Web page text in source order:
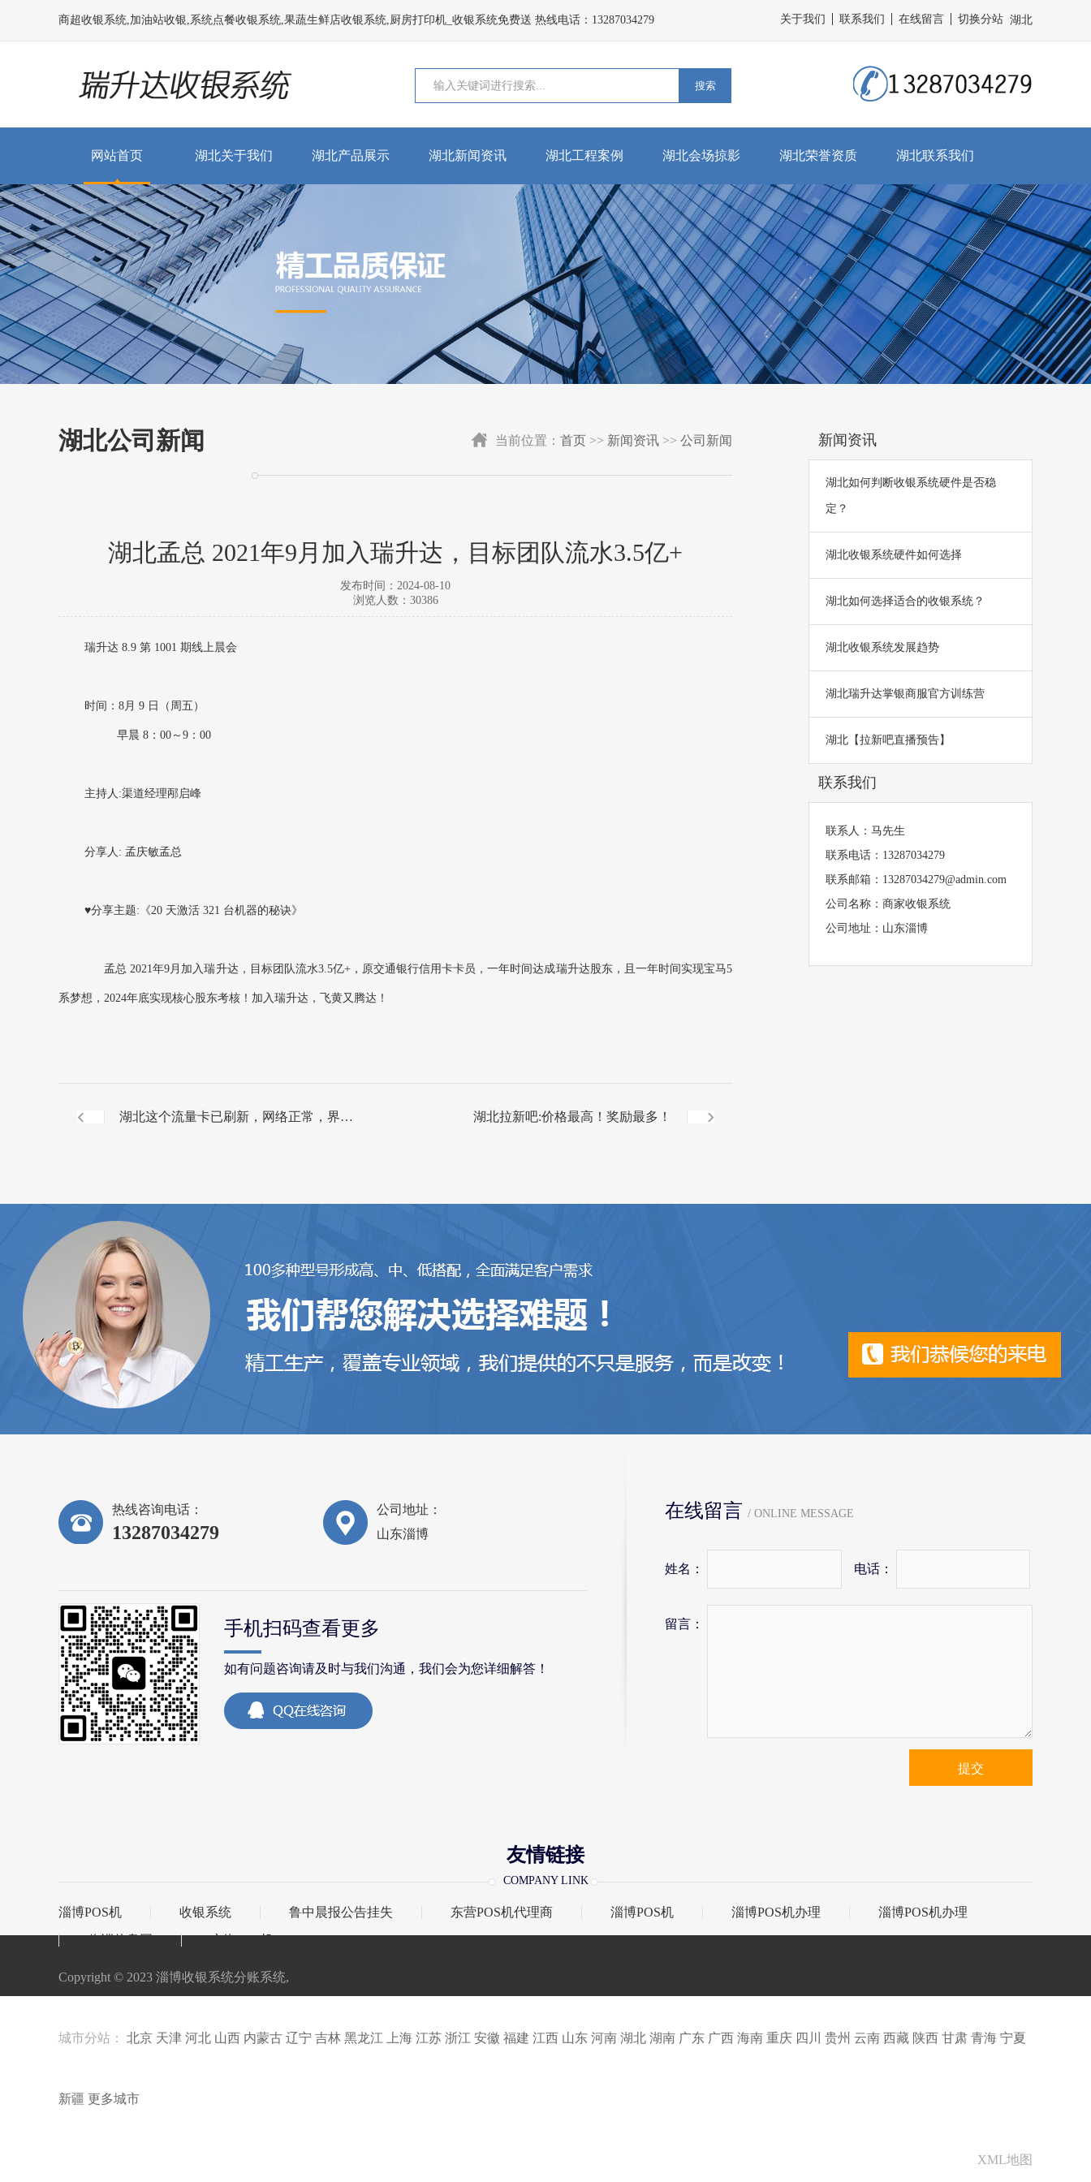
商超收银系统,加油站收银,系统点餐收银系统,果蔬生鲜店收银系统,厨房打印机_收银系统免费送 热线电话：13287034279 关于我们 联系我们 在线留言 湖北
切换分站
搜索
网站首页 湖北关于我们 湖北产品展示 湖北新闻资讯 湖北工程案例 湖北会场掠影 湖北荣誉资质 湖北联系我们
湖北公司新闻 当前位置： 首页 >> 新闻资讯 >> 公司新闻
湖北孟总 2021年9月加入瑞升达，目标团队流水3.5亿+
发布时间：2024-08-10
浏览人数：30386
瑞升达 8.9 第 1001 期线上晨会
时间：8月 9 日（周五）
早晨 8：00～9：00
主持人:渠道经理邴启峰
分享人: 孟庆敏孟总
♥分享主题:《20 天激活 321 台机器的秘诀》
孟总 2021年9月加入瑞升达，目标团队流水3.5亿+，原交通银行信用卡卡员，一年时间达成瑞升达股东，且一年时间实现宝马5
系梦想，2024年底实现核心股东考核！加入瑞升达，飞黄又腾达！
湖北​这个流量卡已刷新，网络正常，界面 湖北拉新吧:价格最高！奖励最多！
新闻资讯
湖北如何判断收银系统硬件是否稳
定？
湖北收银系统硬件如何选择
湖北如何选择适合的收银系统？
湖北收银系统发展趋势
湖北瑞升达掌银商服官方训练营
湖北【拉新吧直播预告】
联系我们
联系人：马先生
联系电话：13287034279
联系邮箱：13287034279@admin.com
公司名称：商家收银系统
公司地址：山东淄博
热线咨询电话：
13287034279
公司地址：
山东淄博
手机扫码查看更多
如有问题咨询请及时与我们沟通，我们会为您详细解答！
在线留言 / ONLINE MESSAGE
姓名： 电话：
留言：
提交
友情链接
COMPANY LINK
淄博POS机 收银系统 鲁中晨报公告挂失 东营POS机代理商 淄博POS机 淄博POS机办理
淄博POS机办理
临淄信息网
广饶POS机
Copyright © 2023 淄博收银系统分账系统,
城市分站： 北京 天津 河北 山西 内蒙古 辽宁 吉林 黑龙江 上海 江苏 浙江 安徽 福建 江西 山东 河南 湖北 湖南 广东 广西 海南 重庆 四川 贵州 云南 西藏 陕西 甘肃 青海 宁夏
新疆 更多城市
XML地图